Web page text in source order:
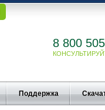
8 800
Поддержка